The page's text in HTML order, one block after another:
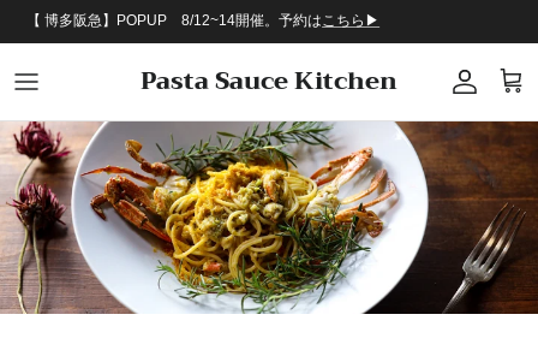
コンテンツへスキップ
【 博多阪急】POPUP 8/12~14開催。予約はこちら▶︎
Pasta Sauce Kitchen アカウン
カ